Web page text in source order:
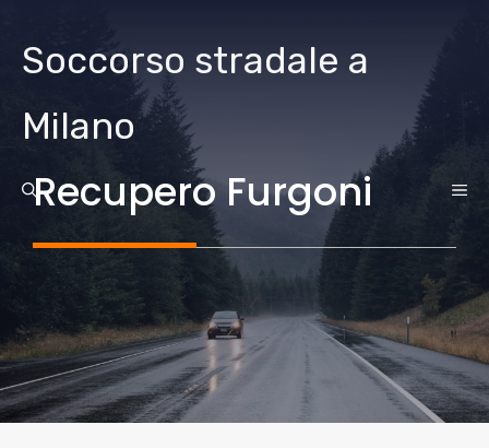
contenuto
Soccorso stradale a
Milano
Recupero Furgoni